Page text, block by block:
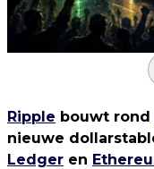
Ripple bouwt rond
nieuwe
Ledger en